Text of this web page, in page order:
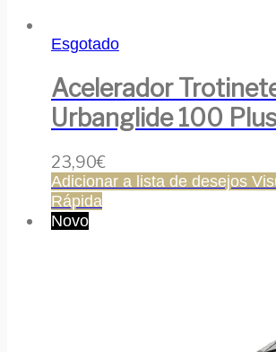
Esgotado
Acelerador
Urbanglide 100
23,90€
Adicionar a lista de desejos
Rápida
Novo